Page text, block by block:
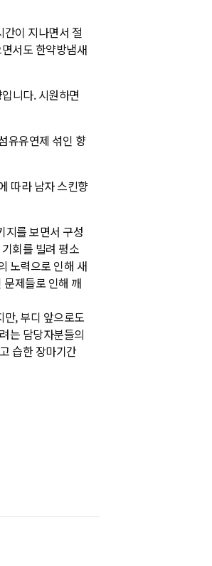
이 지나면서 절
서도 한약방냄새
니다. 시원하면
유유연제 섞인 향
따라 남자 스킨향
지를 보면서 구성
회를 빌려 평소
노력으로 인해 새
제들로 인해 깨
, 부디 앞으로도
는 담당자분들의
습한 장마기간